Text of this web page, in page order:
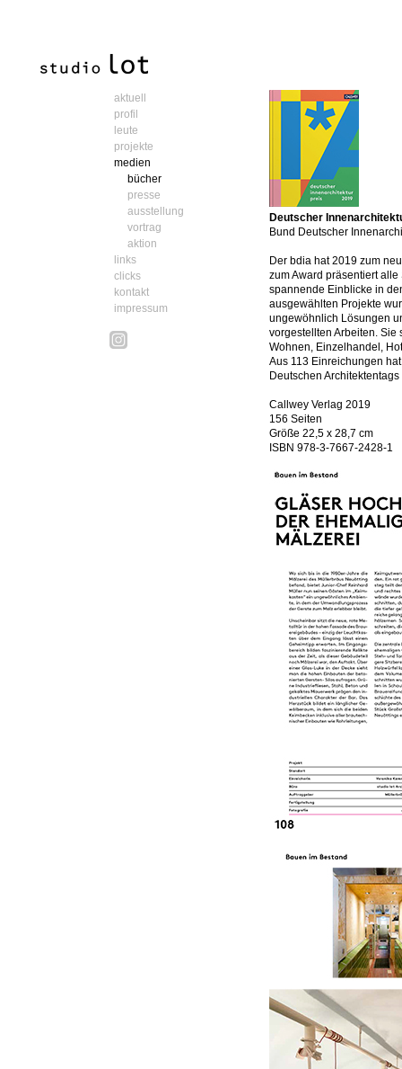
aktuell
profil
leute
projekte
medien
bücher
presse
ausstellung
vortrag
aktion
links
clicks
kontakt
impressum
Deutscher
Bund Deutscher
Der bdia hat 2019 zum
zum Award präsentiert
spannende Einblicke in
ausgewählten Projekte
ungewöhnlich Lösungen
vorgestellten Arbeiten. Sie
Wohnen, Einzelhandel,
Aus 113 Einreichungen
Deutschen
Callwey Verlag 2019
156 Seiten
Größe 22,5 x 28,7 cm
ISBN 978-3-7667-2428-1